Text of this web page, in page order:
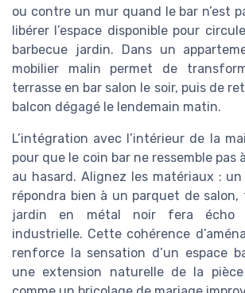
ou contre un mur quand le bar n’est
libérer l’espace disponible pour
barbecue jardin. Dans un
mobilier malin permet de
terrasse en bar salon le soir, puis de
balcon dégagé le lendemain matin.
L’intégration avec l’intérieur de la
pour que le coin bar ne ressemble pas
au hasard. Alignez les matériaux :
répondra bien à un parquet de salon,
jardin en métal noir fera écho
industrielle. Cette cohérence
renforce la sensation d’un espace
une extension naturelle de la